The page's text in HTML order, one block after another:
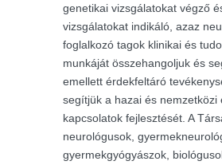
genetikai vizsgálatokat végző
vizsgálatokat indikáló, azaz
foglalkozó tagok klinikai és
munkáját összehangoljuk és
emellett érdekfeltáró
segítjük a hazai és nemzetközi
kapcsolatok fejlesztését. A
neurológusok,
gyermekgyógyászok,